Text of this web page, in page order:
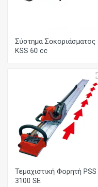
Σύστημα Σοκοριάσματος
KSS 60 cc
Τεμαχιστική Φορητή PSS
3100 SE